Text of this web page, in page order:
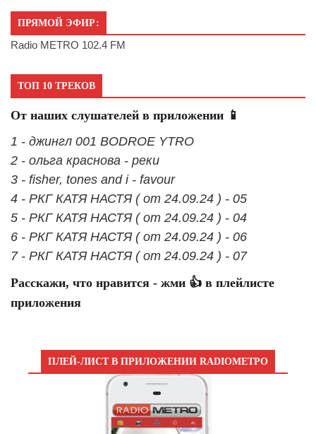
ПРЯМОЙ ЭФИР:
Radio METRO 102.4 FM
ТОП 10 ТРЕКОВ
От наших слушателей в приложении 📱
1 - джингл 001 BODROE YTRO
2 - ольга краснова - реки
3 - fisher, tones and i - favour
4 - РКГ КАТЯ НАСТЯ ( от 24.09.24 ) - 05
5 - РКГ КАТЯ НАСТЯ ( от 24.09.24 ) - 04
6 - РКГ КАТЯ НАСТЯ ( от 24.09.24 ) - 06
7 - РКГ КАТЯ НАСТЯ ( от 24.09.24 ) - 07
Расскажи, что нравится - жми 👍 в плейлисте
приложения
ПЛЕЙ-ЛИСТ В ПРИЛОЖЕНИИ RADIOМЕТРО